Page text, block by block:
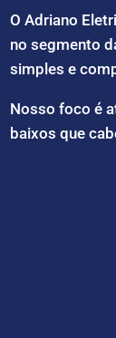
O Adriano
no segmento
simples e
Nosso foco é
baixos que